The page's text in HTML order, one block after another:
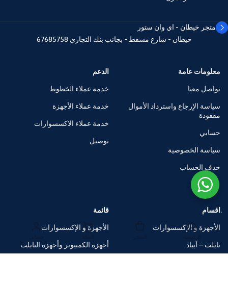
متجر خيطان - اي وان ستور
خيطان - شارع مسقط - بجانب بنك التجاري 67685758
معلومات عامة
تواصل معنا
سياسة الإرجاع واسترداد الأموال
مفقودة
حسابي
سياسة الخصوصية
حذف الحساب
الدعم
خدمة عملاء الخطوط
خدمة عملاء الأجهزة
خدمة عملاء الاكسسوارات
توصيل
اقسام
الأجهزة و الإكسسوارات
تابلت – آيباد
قائمة
الأجهزة و الإكسسوارات
أجهزة الكمبيوتر وأجهزة التابلت